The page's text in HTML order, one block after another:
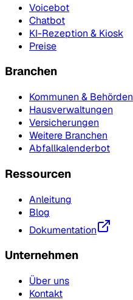
Voicebot
Chatbot
KI-Rezeption & Kiosk
Preise
Branchen
Kommunen & Behörden
Hausverwaltungen
Versicherungen
Weitere Branchen
Abfallkalenderbot
Ressourcen
Anleitung
Blog
Dokumentation
Unternehmen
Über uns
Kontakt